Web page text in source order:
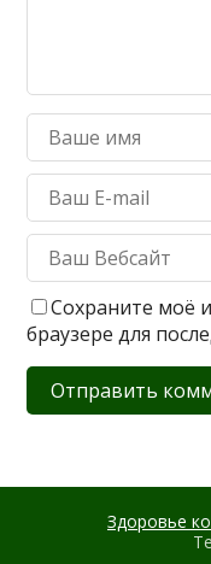
Сохраните моё
браузере для
Здоровье